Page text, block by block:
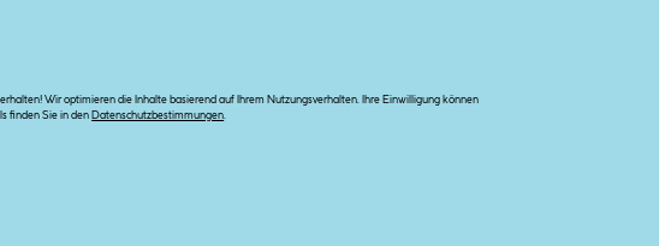
Wir optimieren die Inhalte basierend auf Ihrem Nutzungsverhalten. Ihre Einwilligung können
finden Sie in den
Datenschutzbestimmungen